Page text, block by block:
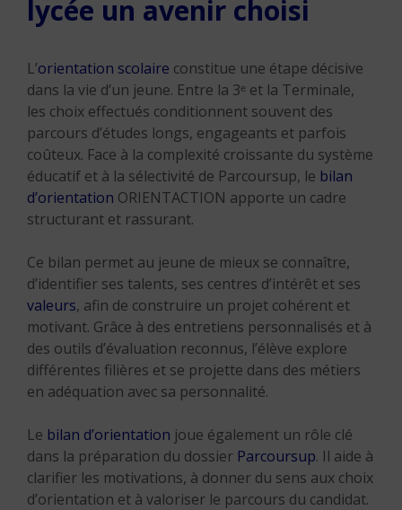
lycée un avenir choisi
L’orientation scolaire constitue une étape décisive
dans la vie d’un jeune. Entre la 3ᵉ et la Terminale,
les choix effectués conditionnent souvent des
parcours d’études longs, engageants et parfois
coûteux. Face à la complexité croissante du système
éducatif et à la sélectivité de Parcoursup, le bilan
d’orientation ORIENTACTION apporte un cadre
structurant et rassurant.
Ce bilan permet au jeune de mieux se connaître,
d’identifier ses talents, ses centres d’intérêt et ses
valeurs, afin de construire un projet cohérent et
motivant. Grâce à des entretiens personnalisés et à
des outils d’évaluation reconnus, l’élève explore
différentes filières et se projette dans des métiers
en adéquation avec sa personnalité.
Le bilan d’orientation joue également un rôle clé
dans la préparation du dossier Parcoursup. Il aide à
clarifier les motivations, à donner du sens aux choix
d’orientation et à valoriser le parcours du candidat.